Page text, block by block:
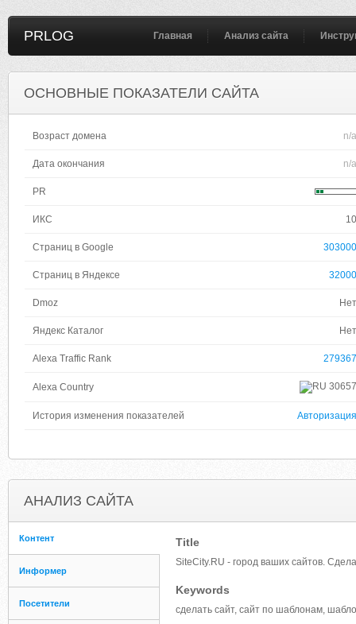
PRLOG Главная Анализ сайта
ОСНОВНЫЕ ПОКАЗАТЕЛИ САЙТА
Возраст домена n/a
Дата окончания n/a
PR
ИКС 10
Страниц в Google 303000
Страниц в Яндексе 32000
Dmoz Нет
Яндекс Каталог Нет
Alexa Traffic Rank 279367
Alexa Country 30657
История изменения показателей Авторизация
АНАЛИЗ САЙТА
Контент
Информер
Посетители
Title
SiteCity.RU - город ваших сайтов.
Keywords
сделать сайт, сайт по шаблонам,